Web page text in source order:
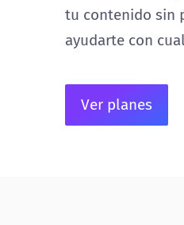
tu contenido sin
ayudarte con
Ver planes